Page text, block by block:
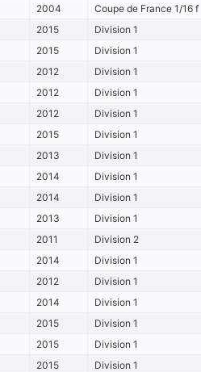
2004 Coupe de France 1/16 f
2015 Division 1
2015 Division 1
2012 Division 1
2012 Division 1
2012 Division 1
2015 Division 1
2013 Division 1
2014 Division 1
2014 Division 1
2013 Division 1
2011 Division 2
2014 Division 1
2012 Division 1
2014 Division 1
2015 Division 1
2015 Division 1
2015 Division 1